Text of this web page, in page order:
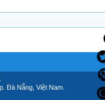
Đà Nẵng, Việt Nam.